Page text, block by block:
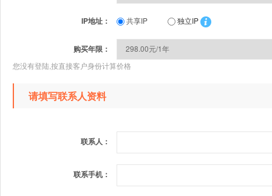
IP地址： 共享IP 独立IP
购买年限：
您没有登陆,按直接客户身份计算价格
请填写联系人资料
联系人：
联系手机：